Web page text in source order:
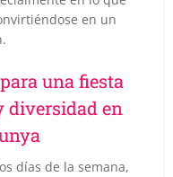
en un
una fiesta
diversidad en
días de la semana,